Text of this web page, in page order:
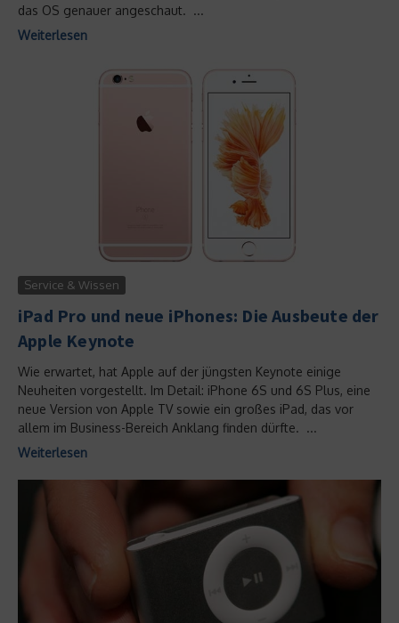
das OS genauer angeschaut. ...
Weiterlesen
Service & Wissen
iPad Pro und neue iPhones: Die Ausbeute der
Apple Keynote
Wie erwartet, hat Apple auf der jüngsten Keynote einige
Neuheiten vorgestellt. Im Detail: iPhone 6S und 6S Plus, eine
neue Version von Apple TV sowie ein großes iPad, das vor
allem im Business-Bereich Anklang finden dürfte. ...
Weiterlesen